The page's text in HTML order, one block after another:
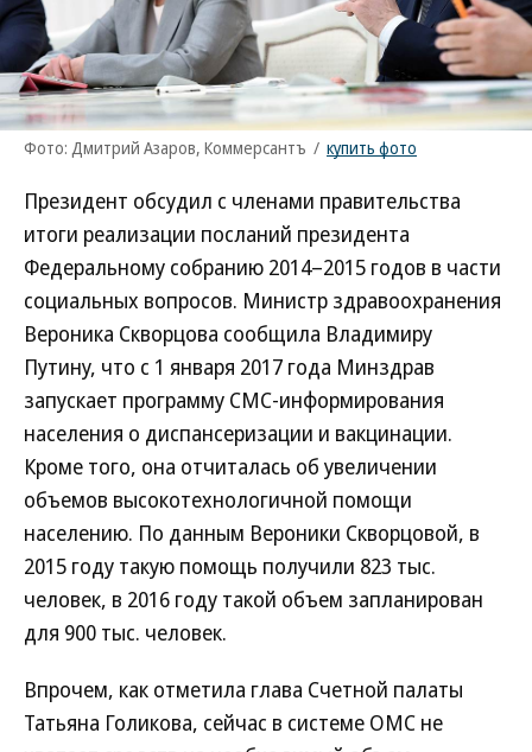
Фото: Дмитрий Азаров, Коммерсантъ / купить фото
Президент обсудил с членами правительства
итоги реализации посланий президента
Федеральному собранию 2014–2015 годов в части
социальных вопросов. Министр здравоохранения
Вероника Скворцова сообщила Владимиру
Путину, что с 1 января 2017 года Минздрав
запускает программу СМС-информирования
населения о диспансеризации и вакцинации.
Кроме того, она отчиталась об увеличении
объемов высокотехнологичной помощи
населению. По данным Вероники Скворцовой, в
2015 году такую помощь получили 823 тыс.
человек, в 2016 году такой объем запланирован
для 900 тыс. человек.
Впрочем, как отметила глава Счетной палаты
Татьяна Голикова, сейчас в системе ОМС не